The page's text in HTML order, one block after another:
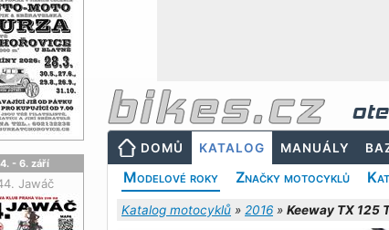
DOMŮ KATALOG MANUÁLY
Modelové roky Značky motocyklů
Katalog motocyklů » 2016 » Keeway TX 125
4. - 6. září
Jawáč